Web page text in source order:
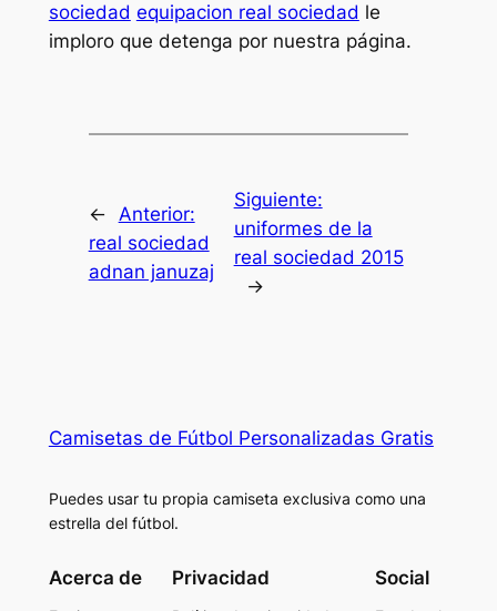
sociedad equipacion real sociedad le
imploro que detenga por nuestra página.
← Anterior:
real sociedad
adnan januzaj
Siguiente:
uniformes de la
real sociedad 2015
→
Camisetas de Fútbol Personalizadas Gratis
Puedes usar tu propia camiseta exclusiva como una
estrella del fútbol.
Acerca de Privacidad Social